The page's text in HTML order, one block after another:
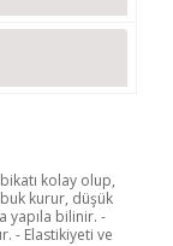
kolay olup,
kurur, düşük
yapıla bilinir. -
- Elastikiyeti ve